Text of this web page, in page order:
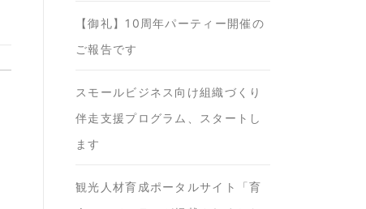
【御礼】10周年パーティー開催の
ご報告です
スモールビジネス向け組織づくり
伴走支援プログラム、スタートし
ます
観光人材育成ポータルサイト「育